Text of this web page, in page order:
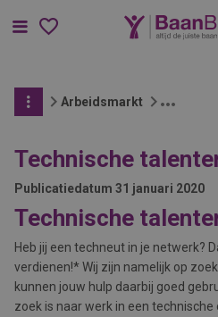
Menu
Arbeidsmarkt
Technische
Publicatiedatum 31 januari 2020
Technische
Heb jij een techneut in je netwerk?
verdienen!* Wij zijn namelijk op
kunnen jouw hulp daarbij goed
zoek is naar werk in een technische